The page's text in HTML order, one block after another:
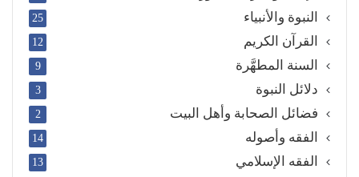
النبوة والأنبياء 25
القرآن الكريم 12
السنة المطهَّرة 9
دلائل النبوة 3
فضائل الصحابة وأهل البيت 2
الفقه وأصوله 14
الفقه الإسلامي 13